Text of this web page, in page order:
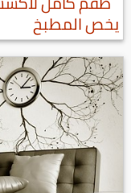
يخص المطبخ